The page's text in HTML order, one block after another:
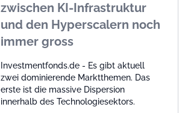
zwischen KI-Infrastruktur
und den Hyperscalern noch
immer gross
Investmentfonds.de - Es gibt aktuell
zwei dominierende Marktthemen. Das
erste ist die massive Dispersion
innerhalb des Technologiesektors.